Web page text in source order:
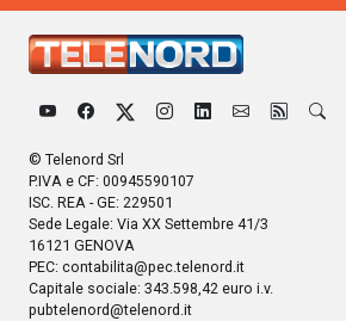
© Telenord Srl
P.IVA e CF: 00945590107
ISC. REA - GE: 229501
Sede Legale: Via XX Settembre 41/3
16121 GENOVA
PEC: contabilita@pec.telenord.it
Capitale sociale: 343.598,42 euro i.v.
pubtelenord@telenord.it